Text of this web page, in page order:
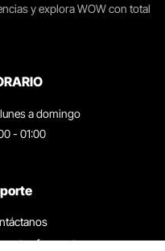
y explora WOW con total
a domingo
- 01:00
frecuentes